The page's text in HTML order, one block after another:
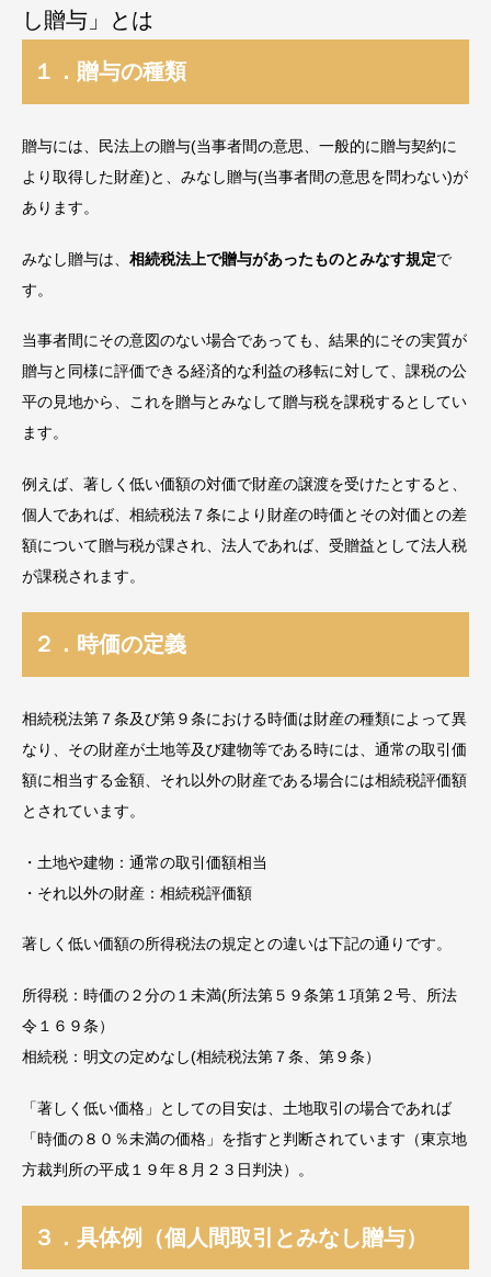
し贈与」とは
１．贈与の種類
贈与には、民法上の贈与(当事者間の意思、一般的に贈与契約に
より取得した財産)と、みなし贈与(当事者間の意思を問わない)が
あります。
みなし贈与は、 相続税法上で贈与があったものとみなす規定で
す。
当事者間にその意図のない場合であっても、結果的にその実質が
贈与と同様に評価できる経済的な利益の移転に対して、課税の公
平の見地から、これを贈与とみなして贈与税を課税するとしてい
ます。
例えば、著しく低い価額の対価で財産の譲渡を受けたとすると、
個人であれば、相続税法７条により財産の時価とその対価との差
額について贈与税が課され、法人であれば、受贈益として法人税
が課税されます。
２．時価の定義
相続税法第７条及び第９条における時価は財産の種類によって異
なり、その財産が土地等及び建物等である時には、通常の取引価
額に相当する金額、それ以外の財産である場合には相続税評価額
とされています。
・土地や建物：通常の取引価額相当
・それ以外の財産：相続税評価額
著しく低い価額の所得税法の規定との違いは下記の通りです。
所得税：時価の２分の１未満(所法第５９条第１項第２号、所法
令１６９条）
相続税：明文の定めなし(相続税法第７条、第９条）
「著しく低い価格」としての目安は、土地取引の場合であれば
「時価の８０％未満の価格」を指すと判断されています（東京地
方裁判所の平成１９年８月２３日判決）。
３．具体例（個人間取引とみなし贈与）